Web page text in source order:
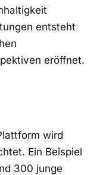
entsteht
eröffnet.
wird
Ein Beispiel
300 junge